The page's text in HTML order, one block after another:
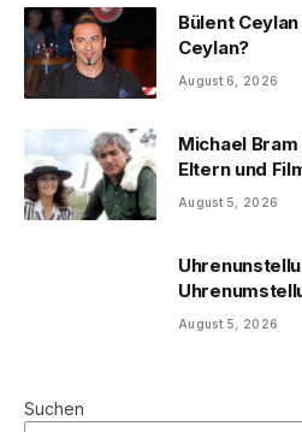
Bülent
Ceylan?
August 6, 2026
Michael
Eltern und
August 5, 2026
August 5, 2026
Suchen